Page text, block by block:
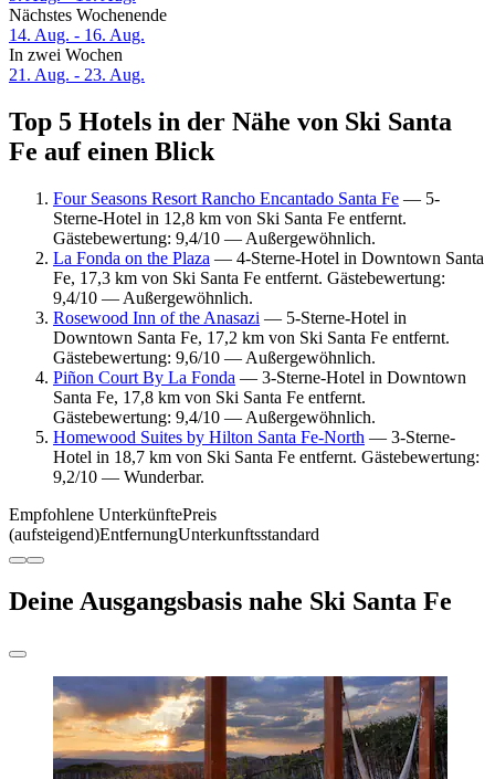
Nächstes Wochenende
14. Aug. - 16. Aug.
In zwei Wochen
21. Aug. - 23. Aug.
Top 5 Hotels in der Nähe von Ski Santa
Fe auf einen Blick
Four Seasons Resort Rancho Encantado Santa Fe — 5-
Sterne-Hotel in 12,8 km von Ski Santa Fe entfernt.
Gästebewertung: 9,4/10 — Außergewöhnlich.
La Fonda on the Plaza — 4-Sterne-Hotel in Downtown Santa
Fe, 17,3 km von Ski Santa Fe entfernt. Gästebewertung:
9,4/10 — Außergewöhnlich.
Rosewood Inn of the Anasazi — 5-Sterne-Hotel in
Downtown Santa Fe, 17,2 km von Ski Santa Fe entfernt.
Gästebewertung: 9,6/10 — Außergewöhnlich.
Piñon Court By La Fonda — 3-Sterne-Hotel in Downtown
Santa Fe, 17,8 km von Ski Santa Fe entfernt.
Gästebewertung: 9,4/10 — Außergewöhnlich.
Homewood Suites by Hilton Santa Fe-North — 3-Sterne-
Hotel in 18,7 km von Ski Santa Fe entfernt. Gästebewertung:
9,2/10 — Wunderbar.
Empfohlene UnterkünftePreis
(aufsteigend)EntfernungUnterkunftsstandard
Deine Ausgangsbasis nahe Ski Santa Fe